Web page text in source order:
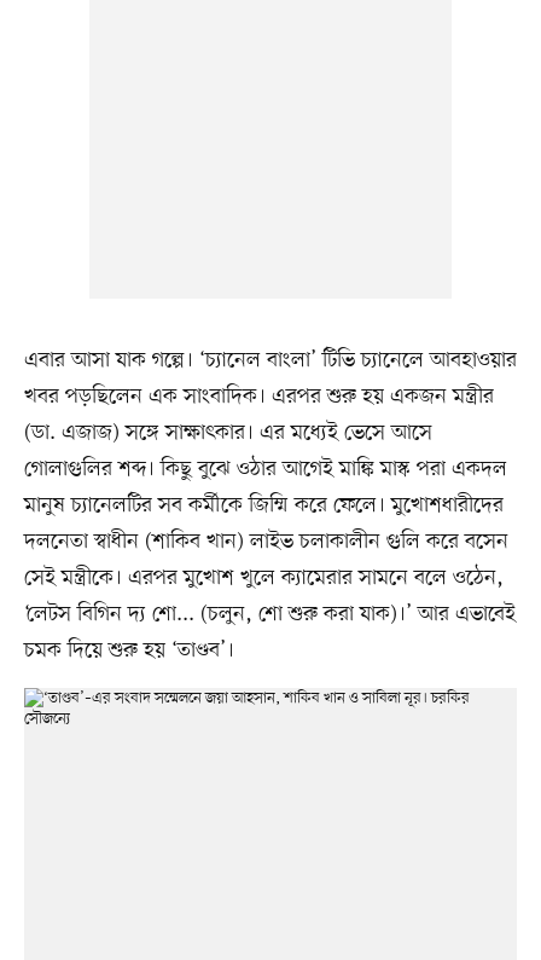
এবার আসা যাক গল্পে। ‘চ্যানেল বাংলা’ টিভি চ্যানেলে আবহাওয়ার
খবর পড়ছিলেন এক সাংবাদিক। এরপর শুরু হয় একজন মন্ত্রীর
(ডা. এজাজ) সঙ্গে সাক্ষাৎকার। এর মধ্যেই ভেসে আসে
গোলাগুলির শব্দ। কিছু বুঝে ওঠার আগেই মাঙ্কি মাস্ক পরা একদল
মানুষ চ্যানেলটির সব কর্মীকে জিম্মি করে ফেলে। মুখোশধারীদের
দলনেতা স্বাধীন (শাকিব খান) লাইভ চলাকালীন গুলি করে বসেন
সেই মন্ত্রীকে। এরপর মুখোশ খুলে ক্যামেরার সামনে বলে ওঠেন,
‘লেটস বিগিন দ্য শো... (চলুন, শো শুরু করা যাক)।’ আর এভাবেই
চমক দিয়ে শুরু হয় ‘তাণ্ডব’।